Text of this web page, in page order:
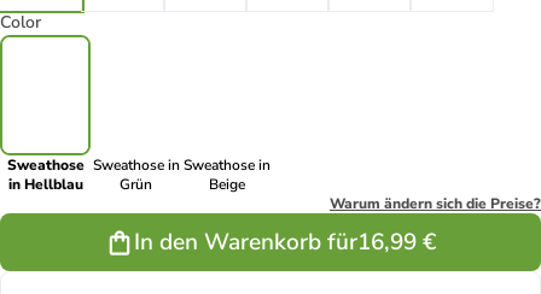
Color
Sweathose
in Hellblau
Sweathose in
Grün
Sweathose in
Beige
Warum ändern sich die Preise?
In den Warenkorb für16,99 €